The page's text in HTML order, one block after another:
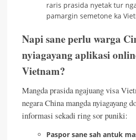
raris prasida nyetak tur
pamargin semetone ka
Napi sane perlu warga
nyiagayang aplikasi
Vietnam?
Mangda prasida ngajuang visa
negara China mangda nyiagayang
informasi sekadi ring sor puniki:
Paspor sane sah antuk